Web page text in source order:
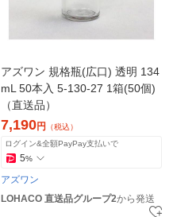
アズワン 規格瓶(広口) 透明 134
mL 50本入 5-130-27 1箱(50個)
（直送品）
7,190円 （税込）
ログイン&全額PayPay支払いで
5%
アズワン
LOHACO 直送品グループ2から発送